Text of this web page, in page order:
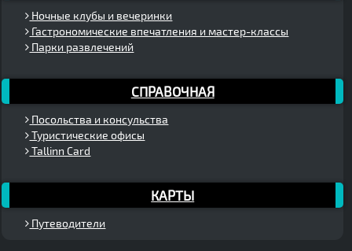
Ночные клубы и вечеринки
Гастрономические впечатления и мастер-классы
Парки развлечений
СПРАВОЧНАЯ
Посольства и консульства
Туристические офисы
Tallinn Card
КАРТЫ
Путеводители